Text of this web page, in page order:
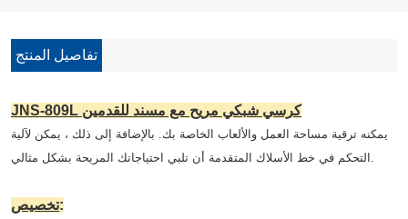
تفاصيل المنتج
JNS-809L كرسي شبكي مريح مع مسند للقدمين
يمكنه ترقية مساحة العمل والألعاب الخاصة بك. بالإضافة إلى ذلك ، يمكن لآلية
التحكم في خط الأسلاك المتقدمة أن تلبي احتياجاتك المريحة بشكل مثالي.
تخصيص: